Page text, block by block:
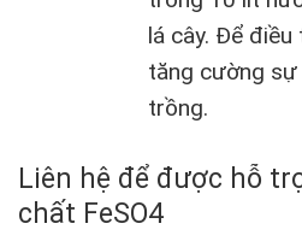
lá cây. Để điều
tăng cường
trồng.
Liên hệ để được hỗ
chất FeSO4